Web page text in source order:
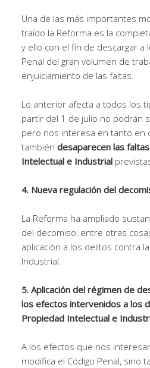
Una de las más importantes
traído la Reforma es la
y ello con el fin de descargar a
Penal del gran volumen de
enjuiciamiento de las faltas.
Lo anterior afecta a todos los
partir del 1 de julio no podrán
pero nos interesa en tanto en
también desaparecen las
Intelectual e Industrial
4. Nueva regulación del
La Reforma ha ampliado
del decomiso, entre otras
aplicación a los delitos contra
Industrial.
5. Aplicación del régimen de
los efectos intervenidos a los
Propiedad Intelectual e
A los efectos que nos
modifica el Código Penal, sino